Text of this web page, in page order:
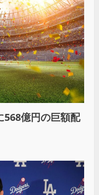
568億円の巨額配